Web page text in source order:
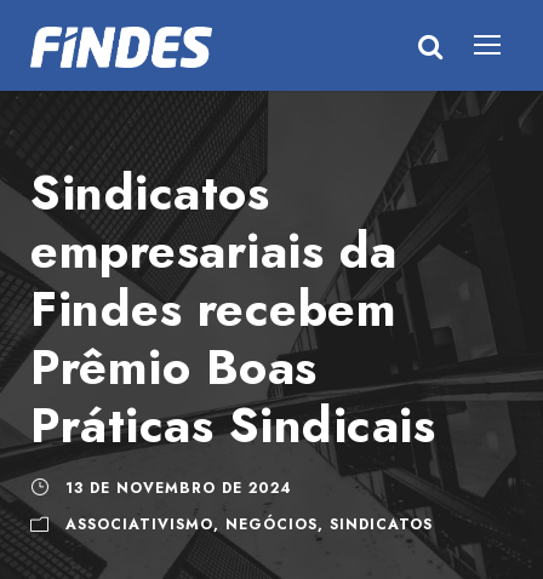
Sindicatos
empresariais da
Findes recebem
Prêmio Boas
Práticas Sindicais
13 DE NOVEMBRO DE 2024
ASSOCIATIVISMO, NEGÓCIOS, SINDICATOS